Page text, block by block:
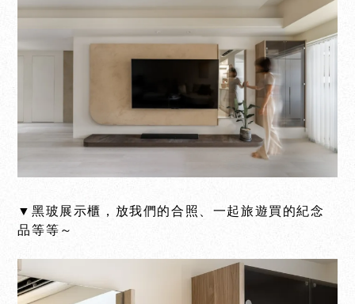
▼黑玻展示櫃，放我們的合照、一起旅遊買的紀念
品等等～